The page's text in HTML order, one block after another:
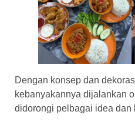
Dengan konsep dan
kebanyakannya dijalankan
didorongi pelbagai idea dan